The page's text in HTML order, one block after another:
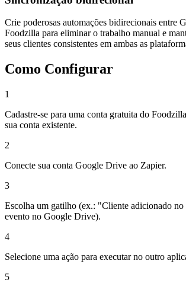
Crie poderosas automações bidirecionais entre
Foodzilla para eliminar o trabalho manual e
seus clientes consistentes em ambas as
Como Configurar
1
Cadastre-se para uma conta gratuita do
sua conta existente.
2
Conecte sua conta Google Drive ao Zapier.
3
Escolha um gatilho (ex.: "Cliente adicionado
evento no Google Drive).
4
Selecione uma ação para executar no outro
5